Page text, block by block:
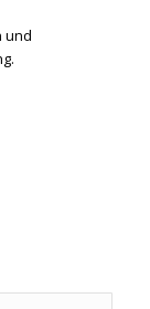
und